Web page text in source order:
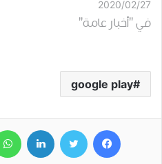
2020/02/27
في "أخبار عامة"
google play
فيسبوك تويتر لينكدإن